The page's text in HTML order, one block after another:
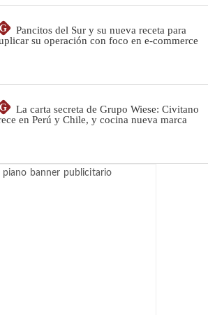
G
Pancitos del Sur y su nueva receta para
su operación con foco en e-commerce
G
La carta secreta de Grupo Wiese: Civitano
en Perú y Chile, y cocina nueva marca